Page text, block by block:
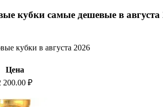
кубки самые дешевые в августа
кубки в августа 2026
Цена
200.00 ₽